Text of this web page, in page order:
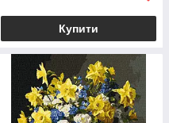
Купити